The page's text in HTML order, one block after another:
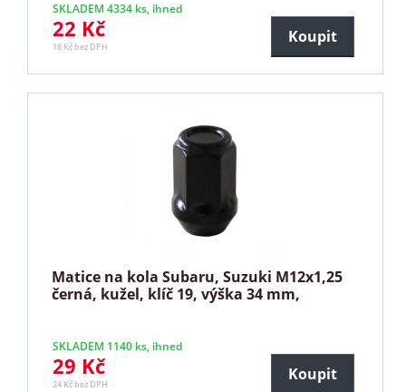
SKLADEM 4334 ks, ihned
22 Kč
18 Kč bez DPH
Koupit
Matice na kola Subaru, Suzuki M12x1,25
černá, kužel, klíč 19, výška 34 mm,
SKLADEM 1140 ks, ihned
29 Kč
24 Kč bez DPH
Koupit